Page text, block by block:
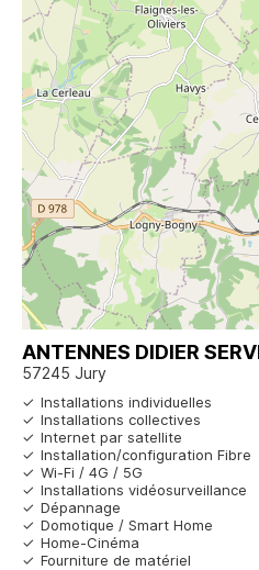
ANTENNES DIDIER
57245 Jury
Installations individuelles
Installations collectives
Internet par satellite
Installation/configuration Fibre
Wi-Fi / 4G / 5G
Installations vidéosurveillance
Dépannage
Domotique / Smart Home
Home-Cinéma
Fourniture de matériel